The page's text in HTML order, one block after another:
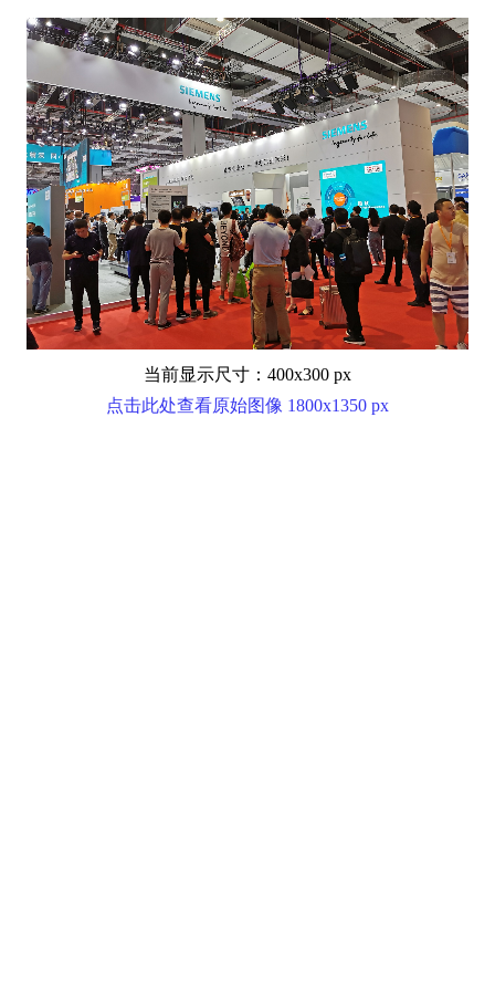
当前显示尺寸：400x300 px
点击此处查看原始图像 1800x1350 px